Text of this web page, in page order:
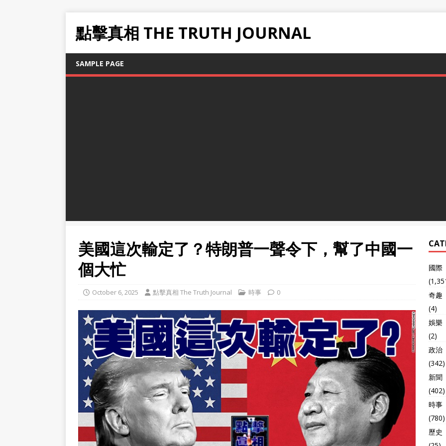
點擊真相 THE TRUTH JOURNAL
SAMPLE PAGE
美國這次輸定了？特朗普一聲令下，幫了中國一
個大忙
October 6, 2025 點擊真相 The Truth Journal 時事 0
國際
奇趣
(4)
娛樂
(2)
政治
(342)
新聞
(402)
時事
(780)
歷史